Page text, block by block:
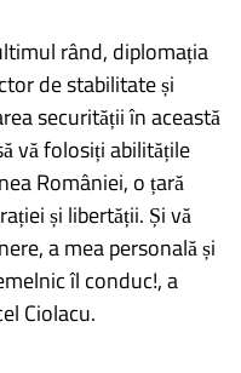
rând, diplomația
de stabilitate și
securității în această
vă folosiți abilitățile
României, o țară
și libertății. Și vă
a mea personală și
îl conduc!, a
Ciolacu.